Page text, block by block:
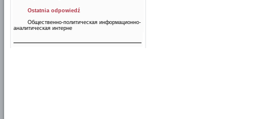
Ostatnia odpowiedź
Общественно-политическая информационно-
аналитическая интерне